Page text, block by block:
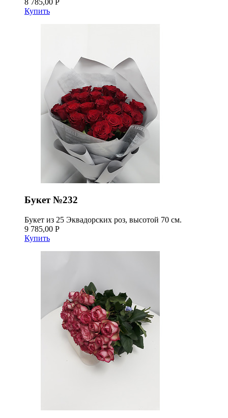
Купить
Букет №232
Букет из 25 Эквадорских роз, высотой 70 см.
9 785,00 Р
Купить